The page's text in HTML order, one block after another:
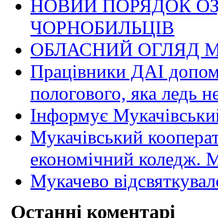
НОВИЙ ПОРЯДОК
ЧОРНОБИЛЬЦІВ
ОБЛАСНИЙ ОГЛЯД
Працівники ДАІ
пологового, яка ледь
Інформує
Мукачівський
економічний
Мукачево
Останні коментарі